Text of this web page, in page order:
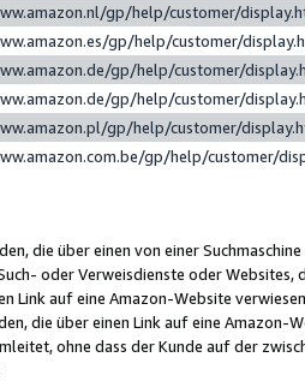
gp/help/customer/
gp/help/customer/
gp/help/customer/
gp/help/customer/
gp/help/customer/
gp/help/customer/
die über einen von einer
oder Verweisdienste oder Websites,
Link auf eine Amazon-Website
die über einen Link auf eine
ohne dass der Kunde auf der